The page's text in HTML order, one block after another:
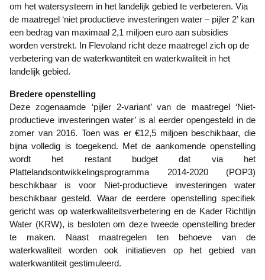
om het watersysteem in het landelijk gebied te verbeteren. Via
de maatregel ‘niet productieve investeringen water – pijler 2’ kan
een bedrag van maximaal 2,1 miljoen euro aan subsidies
worden verstrekt. In Flevoland richt deze maatregel zich op de
verbetering van de waterkwantiteit en waterkwaliteit in het
landelijk gebied.
Bredere openstelling
Deze zogenaamde ‘pijler 2-variant’ van de maatregel ‘Niet-
productieve investeringen water’ is al eerder opengesteld in de
zomer van 2016. Toen was er €12,5 miljoen beschikbaar, die
bijna volledig is toegekend. Met de aankomende openstelling
wordt het restant budget dat via het
Plattelandsontwikkelingsprogramma 2014-2020 (POP3)
beschikbaar is voor Niet-productieve investeringen water
beschikbaar gesteld. Waar de eerdere openstelling specifiek
gericht was op waterkwaliteitsverbetering en de Kader Richtlijn
Water (KRW), is besloten om deze tweede openstelling breder
te maken. Naast maatregelen ten behoeve van de
waterkwaliteit worden ook initiatieven op het gebied van
waterkwantiteit gestimuleerd.